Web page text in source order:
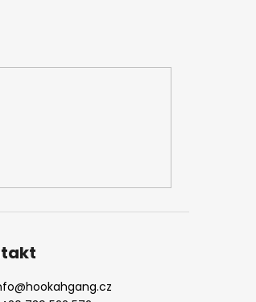
@hookahgang.cz